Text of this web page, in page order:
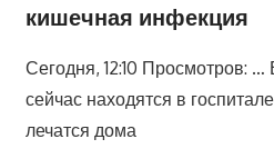
кишечная инфекция
Сегодня, 12:10 Просмотров:
сейчас находятся в
лечатся дома